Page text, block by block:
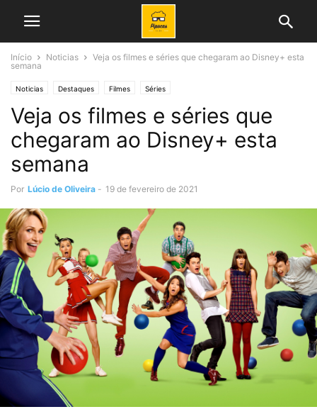
Início Noticias
Veja os filmes e séries que chegaram ao Disney+ esta
semana
Noticias Destaques Filmes Séries
Veja os filmes e séries que
chegaram ao Disney+ esta
semana
Por Lúcio de Oliveira - 19 de fevereiro de 2021